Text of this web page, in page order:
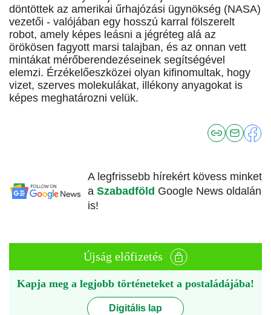
döntöttek az amerikai űrhajózási ügynökség (NASA)
vezetői - valójában egy hosszú karral fölszerelt
robot, amely képes leásni a jégréteg alá az
örökösen fagyott marsi talajban, és az onnan vett
mintákat mérőberendezéseinek segítségével
elemzi. Érzékelőeszközei olyan kifinomultak, hogy
vizet, szerves molekulákat, illékony anyagokat is
képes meghatározni velük.
A legfrissebb hírekért kövess minket
a Szabadföld Google News oldalán
is!
Újság előfizetés
Kapja meg a legjobb történeteket a postaládájába!
Digitális lap